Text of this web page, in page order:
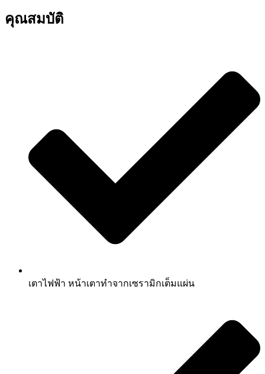
คุณสมบัติ
เตาไฟฟ้า หน้าเตาทำจากเซรามิกเต็มแผ่น